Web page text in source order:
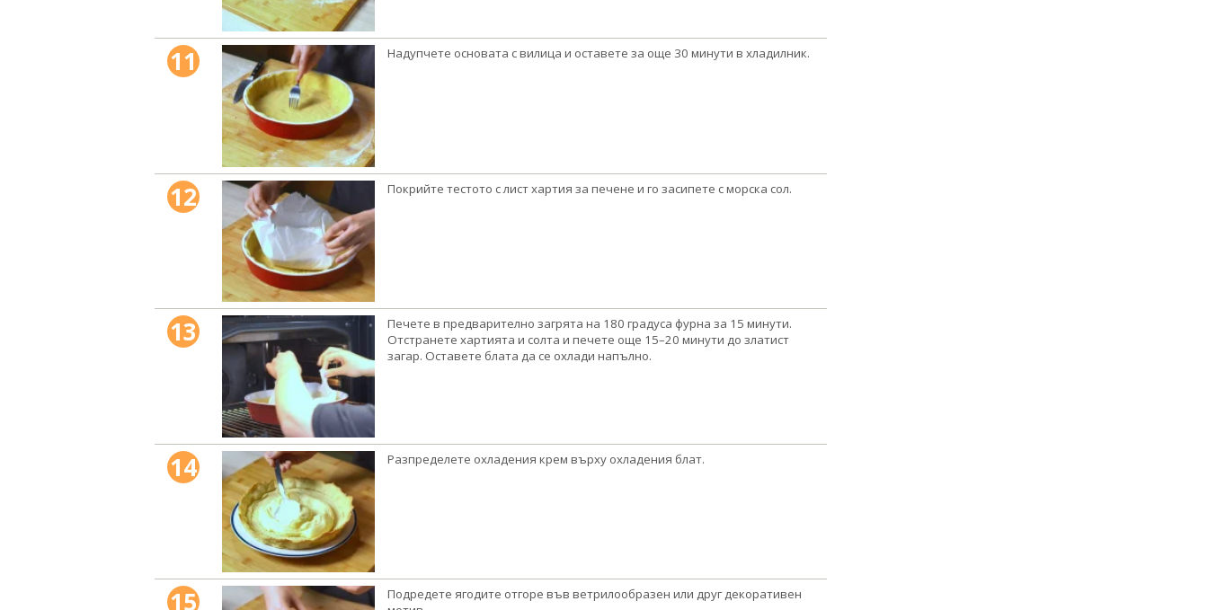
11 Надупчете основата с вилица и оставете за още 30 минути в хладилник.
12 Покрийте тестото с лист хартия за печене и го засипете с морска сол.
13
Печете в предварително загрята на 180 градуса фурна за 15 минути.
Отстранете хартията и солта и печете още 15–20 минути до златист
загар. Оставете блата да се охлади напълно.
14 Разпределете охладения крем върху охладения блат.
15
Подредете ягодите отгоре във ветрилообразен или друг декоративен